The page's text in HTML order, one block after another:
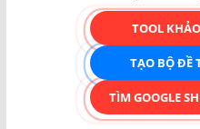
TRẢI NGHIỆM
KÉO THẢ – HOÀN
TOOL
TẠO BỘ ĐỀ
TÌM GOOGLE